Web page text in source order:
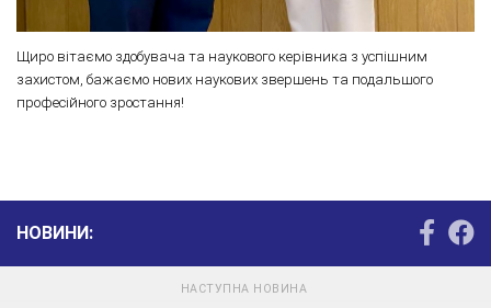
Щиро вітаємо здобувача та наукового керівника з успішним
захистом, бажаємо нових наукових звершень та подальшого
професійного зростання!
НОВИНИ:
НАСТУПНА НОВИНА